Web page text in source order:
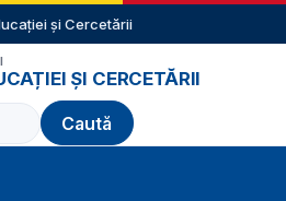
și Cercetării
ȘI CERCETĂRII